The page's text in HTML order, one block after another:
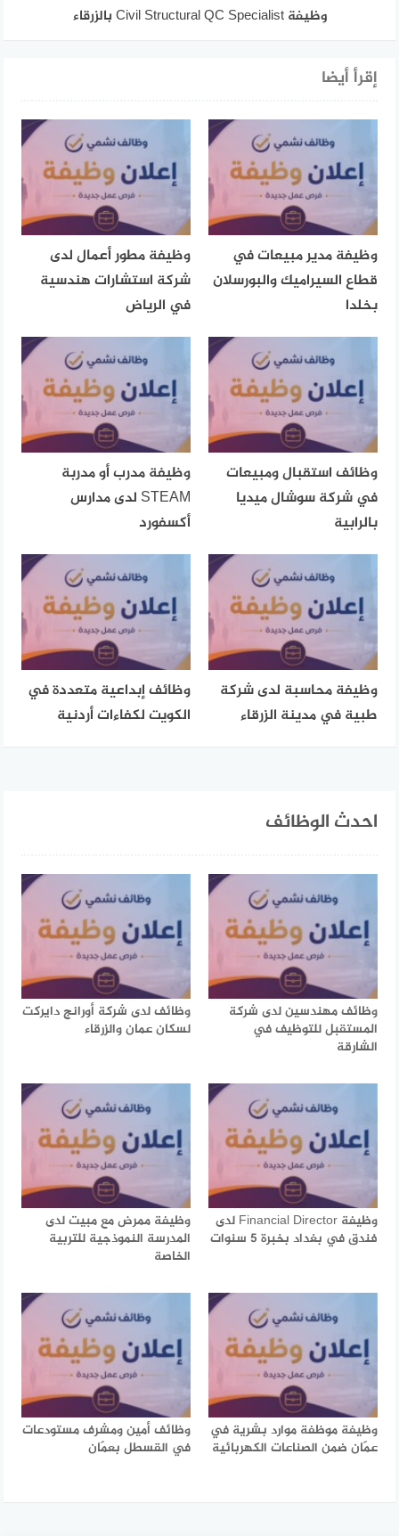
وظيفة Civil Structural QC Specialist بالزرقاء
إقرأ أيضا
وظيفة مدير مبيعات في
قطاع السيراميك والبورسلان
بخلدا
وظيفة مطور أعمال لدى
شركة استشارات هندسية
في الرياض
وظائف استقبال ومبيعات
في شركة سوشال ميديا
بالرابية
وظيفة مدرب أو مدربة
STEAM لدى مدارس
أكسفورد
وظيفة محاسبة لدى شركة
طبية في مدينة الزرقاء
وظائف إبداعية متعددة في
الكويت لكفاءات أردنية
احدث الوظائف
وظائف مهندسين لدى شركة
المستقبل للتوظيف في
الشارقة
وظائف لدى شركة أورانج دايركت
لسكان عمان والزرقاء
وظيفة Financial Director لدى
فندق في بغداد بخبرة 5 سنوات
وظيفة ممرض مع مبيت لدى
المدرسة النموذجية للتربية
الخاصة
وظيفة موظفة موارد بشرية في
عمّان ضمن الصناعات الكهربائية
وظائف أمين ومشرف مستودعات
في القسطل بعمّان